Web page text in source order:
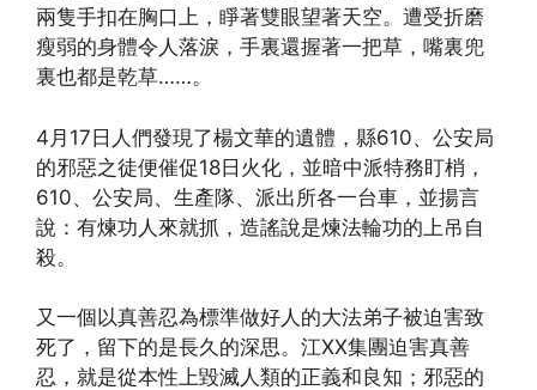
兩隻手扣在胸口上，睜著雙眼望著天空。遭受折磨
瘦弱的身體令人落淚，手裏還握著一把草，嘴裏兜
裏也都是乾草……。
4月17日人們發現了楊文華的遺體，縣610、公安局
的邪惡之徒便催促18日火化，並暗中派特務盯梢，
610、公安局、生產隊、派出所各一台車，並揚言
說：有煉功人來就抓，造謠說是煉法輪功的上吊自
殺。
又一個以真善忍為標準做好人的大法弟子被迫害致
死了，留下的是長久的深思。江XX集團迫害真善
忍，就是從本性上毀滅人類的正義和良知；邪惡的